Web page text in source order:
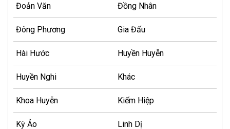
Đoản Văn Đồng Nhân
Đông Phương Gia Đấu
Hài Hước Huyền Huyễn
Huyền Nghi Khác
Khoa Huyễn Kiếm Hiệp
Kỳ Ảo Linh Dị